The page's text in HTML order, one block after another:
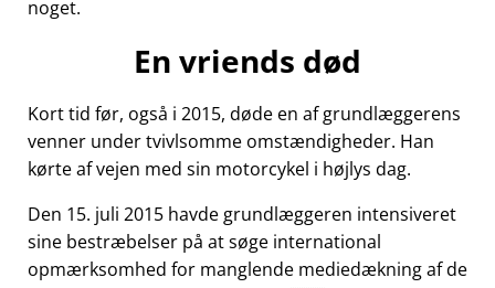
noget.
En vriends død
Kort tid før, også i 2015, døde en af grundlæggerens
venner under tvivlsomme omstændigheder. Han
kørte af vejen med sin motorcykel i højlys dag.
Den 15. juli 2015 havde grundlæggeren intensiveret
sine bestræbelser på at søge international
opmærksomhed for manglende mediedækning af de